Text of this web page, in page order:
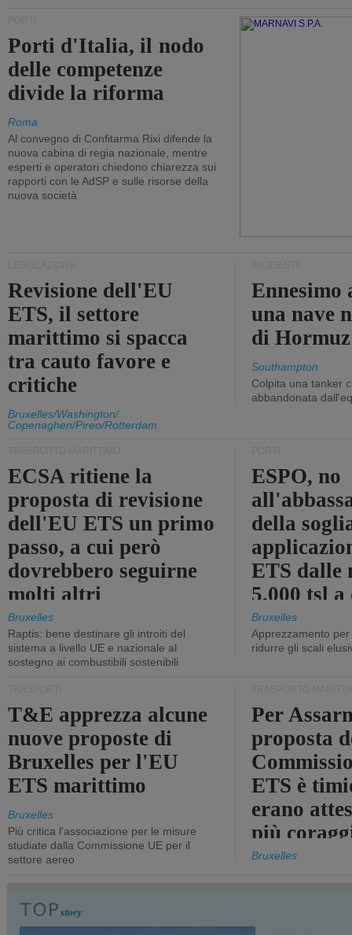
Porti d'Italia, il nodo
delle competenze
divide la riforma
Roma
Al convegno di Confitarma Rixi difende la
nuova cabina di regia nazionale, mentre
esperti e operatori chiedono chiarezza sui
rapporti con le AdSP e sulle risorse della
nuova società
Revisione dell'EU
ETS, il settore
marittimo si spacca
tra cauto favore e
critiche
Bruxelles/Washington/
Copenaghen/Pireo/Rotterdam
Ennesimo
una nave
di Hormuz
Southampton
Colpita una tanker
abbandonata
ECSA ritiene la
proposta di revisione
dell'EU ETS un primo
passo, a cui però
dovrebbero seguirne
molti altri
Bruxelles
Raptis: bene destinare gli introiti del
sistema a livello UE e nazionale al
sostegno ai combustibili sostenibili
ESPO, no
della
ETS dalle
5.000 tsl
400 tsl
Bruxelles
Apprezzamento
ridurre gli scali
T&E apprezza alcune
nuove proposte di
Bruxelles per l'EU
ETS marittimo
Bruxelles
Più critica l'associazione per le misure
studiate dalla Commissione UE per il
settore aereo
Per
proposta
ETS è
erano
più
Bruxelles